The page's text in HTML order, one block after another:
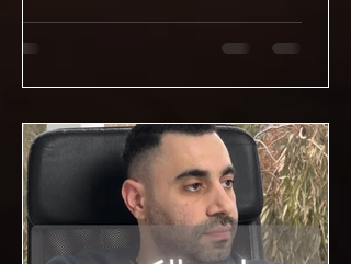
المرضى يكتشفون بعد فترة من العلاج أن
في هذه الحالات، قد يكون السبب تشخيص
غير دقيق أو علاج غير مكتمل. 🔴 كيف
تعرف أن العلاج السابق فشل؟ استمرار
الألم بعد العلاج عودة الألم بعد فترة تورم أو
التهاب في نفس المكان صعوبة في المضغ
أو ضغط على السن هذه علامات أن
المشكلة لم تُحل من الأساس 🔴 ليش ممك